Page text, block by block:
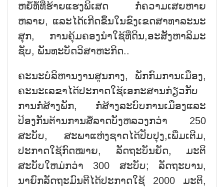
ຫຍໍ້ທໍ້ທີ່ຮ້າຍແຮງພິເສດ ກໍ່ຄວາມເສຍຫາຍ
ຫລາຍ, ແລະໄດ້ເກີດຂຶ້ນໃນຂົງເຂດສາທາລະນະ
ສຸກ, ການຄຸ້ມຄອງນຳໃຊ້ທີ່ດິນ,ອະສັງຫາລິມະ
ຊັບ, ພັນທະບັດວິສາຫະກິດ..
ຄະນະບໍລິຫານງານສູນກາງ, ພັກກົມການເມືອງ,
ຄະນະເລຂາໄດ້ປະກາດໃຊ້ເອກະສານກ່ຽວກັບ
ການກໍ່ສ້າງພັກ, ກໍ່ສ້າງລະບົບການເມືອງແລະ
ປ້ອງກັນຕ້ານການສໍ້ລາດບັງຫລວງກວ່າ 250
ສະບັບ, ສະພາແຫ່ງຊາດໄດ້ປັບປຸງ,ເພີ່ມເຕີມ,
ປະກາດໃຊ້ກົດໝາຍ, ລັດຖະບັນຍັດ, ມະຕິ
ສະບັບໃຫມ່ກວ່າ 300 ສະບັບ; ລັດຖະບານ,
ນາຍົກລັດຖະມົນຕີໄດ້ປະກາດໃຊ້ 2000 ມະຕິ,